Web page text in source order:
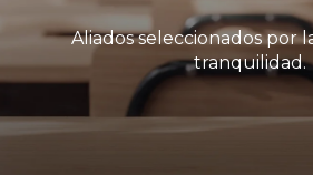
Aliados seleccionados por
tranquilidad.